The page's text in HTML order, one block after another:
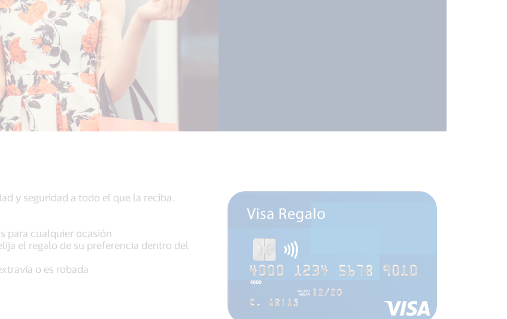
y seguridad a todo el que la reciba.
para cualquier ocasión
el regalo de su preferencia dentro del
o es robada